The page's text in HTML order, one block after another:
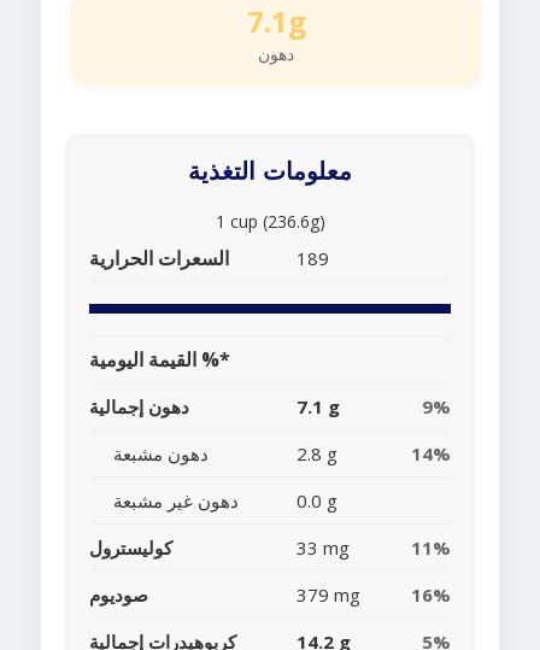
7.1g
دهون
معلومات التغذية
1 cup (236.6g)
السعرات الحرارية 189
القيمة اليومية %*
دهون إجمالية 7.1 g
9%
دهون مشبعة
2.8 g
14%
دهون غير مشبعة
0.0 g
كوليسترول
33 mg
11%
صوديوم
379 mg
16%
كربوهيدرات إجمالية
14.2 g 5%